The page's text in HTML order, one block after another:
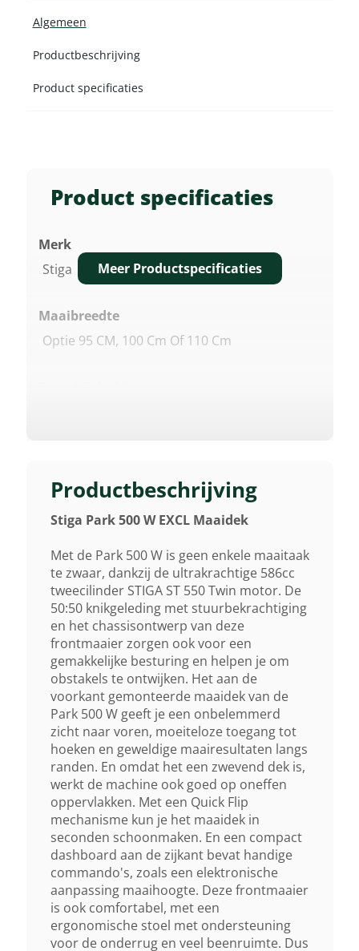
Productbeschrijving
Stiga Park 500 W EXCL Maaidek
Met de Park 500 W is geen enkele maaitaak
te zwaar, dankzij de ultrakrachtige 586cc
tweecilinder STIGA ST 550 Twin motor. De
50:50 knikgeleding met stuurbekrachtiging
en het chassisontwerp van deze
frontmaaier zorgen ook voor een
gemakkelijke besturing en helpen je om
obstakels te ontwijken. Het aan de
voorkant gemonteerde maaidek van de
Park 500 W geeft je een onbelemmerd
zicht naar voren, moeiteloze toegang tot
hoeken en geweldige maairesultaten langs
randen. En omdat het een zwevend dek is,
werkt de machine ook goed op oneffen
oppervlakken. Met een Quick Flip
mechanisme kun je het maaidek in
seconden schoonmaken. En een compact
dashboard aan de zijkant bevat handige
commando's, zoals een elektronische
aanpassing maaihoogte. Deze frontmaaier
is ook comfortabel, met een
ergonomische stoel met ondersteuning
voor de onderrug en veel beenruimte. Dus
Product specificaties
Merk
Stiga
Maaibreedte
Optie 95 CM, 100 Cm Of 110 Cm
586 Cm³
Max. Motorvermogen
11,75 KW/16 Pk/4.000 Omw/min.
Nominaal. Motorvermogen
11,9 KW/16,20 Pk/3,200
Omw/min.
Type Transmissie
Traploos Hydrostatisch
Type Besturing
Knikbesturing
Snelheid
Vooruit 10 Km/u, Achteruit 4,2
Km/u
Maaisysteem
Optie Combi - Wissel Tussen
Meer Productspecificaties
Algemeen
Productbeschrijving
Product specificaties